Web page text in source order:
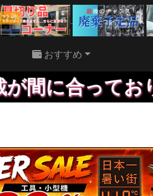
22 件
おすすめ
ておりませ